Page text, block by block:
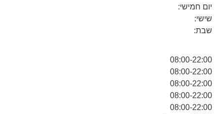
יום חמישי:
שישי:
שבת:
08:00-22:00
08:00-22:00
08:00-22:00
08:00-22:00
08:00-22:00